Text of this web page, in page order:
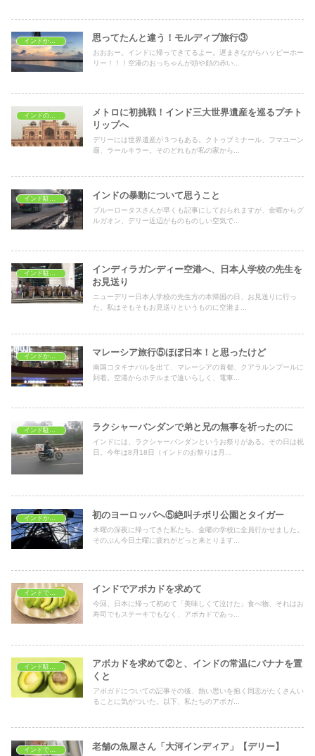
インドから海外旅行 思ってたんと違う！モルディブ旅行③
おおおー。インドに帰ってきてるよー。遅まきながらハッピーホー
リー！！！空港のおっちゃんが頭や顔の赤い...
メトロに初挑戦！インド三大世界遺産を巡るプチト
リップへ
デリーには世界遺産が３つもある。クトゥブミナール、フマユーン
廟、ラールキラー。そのどれもが私の家から...
インドの暴動について思うこと
ブルーロータスさんが早くも記事にしておられますが、金曜からグ
ルガオン、デリー近辺がものものしい空気で...
インディラガンディー空港へ、日本人学校の先生を
お見送り
ニューデリー日本人学校の先生方の本帰国の日、お見送りに行っ
た。私はそもそもお見送りというものに空港ま...
マレーシア旅行⑤ほぼ日本！と思ったけど
南国コタキナバルを出て、マレーシアの首都、クアラルンプールに
到着。空港からホテルまで遠いらしく、電車...
インド駐在生活 ラクシャーバンダンで弟と兄の無事を祈ったのに
インドには、ラクシャーバンダンというお祭りがある。その日は祝
日。今年は8月18日（インドのお祭りは月...
初のヨーロッパへ⑤絶叫チボリ公園とタイガー
木曜の深夜に帰ってきた私たち、金曜の学校に全員行かせました。
そのぶん今日土曜に疲れがどっと来とります...
インドでアボカドを求めて
今回、日本に帰って初めて「美味しくて泣けた」食べ物、それはお
寿司でもステーキでもなく、アボカドであっ...
インド駐在生活
アボカドを求めて②と、インドの常温にバナナを置
くと
アボガドについての記事その後、熱い思いを抱く同志がたくさんい
ることに気がついた。以下、私たちのアボガ...
インドでおうちごはん 老舗の魚屋さん「大河インディア」【デリー】